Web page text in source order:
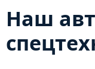
Наш